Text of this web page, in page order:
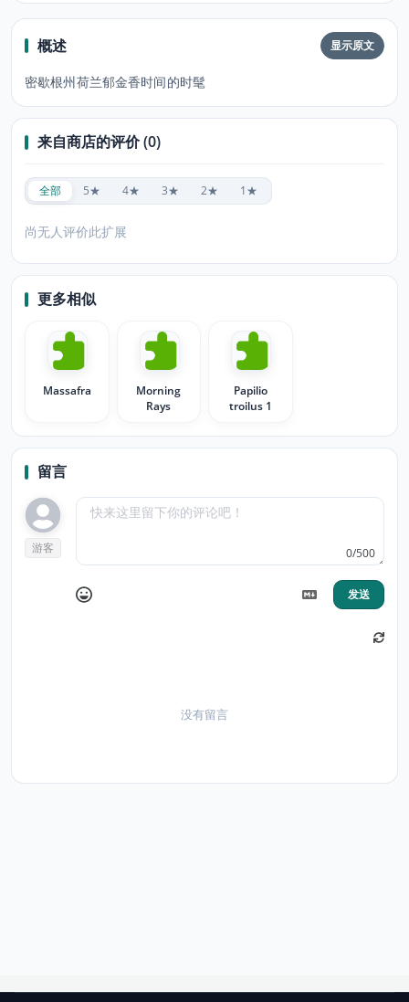
概述 显示原文
密歇根州荷兰郁金香时间的时髦
来自商店的评价 (0)
全部 5★ 4★ 3★ 2★ 1★
尚无人评价此扩展
更多相似
Massafra
Morning
Rays
Papilio
troilus 1
留言
游客 0/500
发送
没有留言